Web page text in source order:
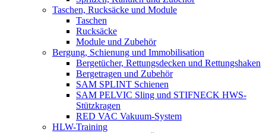
Taschen, Rucksäcke und Module
Taschen
Rucksäcke
Module und Zubehör
Bergung, Schienung und Immobilisation
Bergetücher, Rettungsdecken und Rettungshaken
Bergetragen und Zubehör
SAM SPLINT Schienen
SAM PELVIC Sling und STIFNECK HWS-
Stützkragen
RED VAC Vakuum-System
HLW-Training